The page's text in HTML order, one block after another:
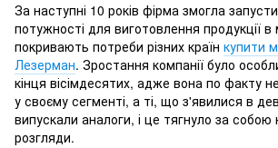
За наступні 10 років фірма змогла
потужності для виготовлення продукції
покривають потреби різних країн купити
Лезерман. Зростання компанії було
кінця вісімдесятих, адже вона по факту
у своєму сегменті, а ті, що з'явилися в
випускали аналоги, і це тягнуло за собою
розгляди.